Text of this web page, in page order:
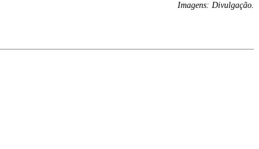
Imagens: Divulgação.